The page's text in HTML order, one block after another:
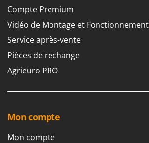
Compte Premium
Vidéo de Montage et Fonctionnement
Service après-vente
Pièces de rechange
Agrieuro PRO
Mon compte
Mon compte